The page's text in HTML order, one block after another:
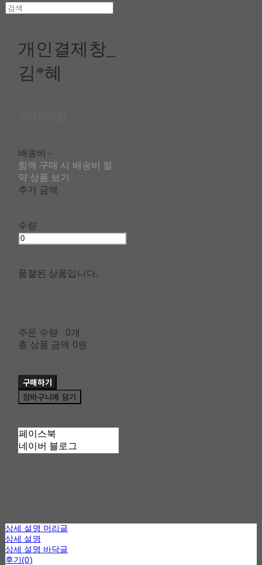
개인결제창_
김*혜
배송비 -
함께 구매 시 배송비 절
약 상품 보기
추가 금액
수량
품절된 상품입니다.
주문 수량
0개
총 상품 금액 0원
구매하기
장바구니에 담기
페이스북
네이버 블로그
상세 설명 머리글
상세 설명
상세 설명 바닥글
후기(0)